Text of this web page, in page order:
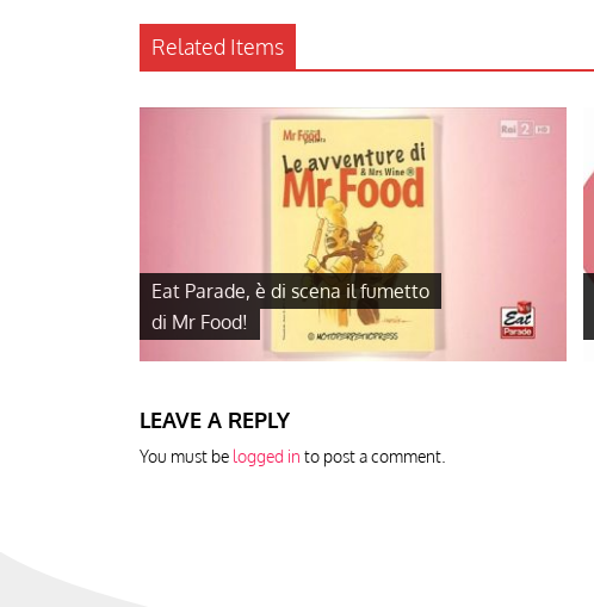
Related Items
Eat Parade, è di scena il fumetto
di Mr Food!
LEAVE A REPLY
You must be logged in to post a comment.